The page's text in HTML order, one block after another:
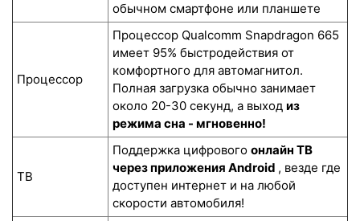
обычном смартфоне или планшете
Процессор
Процессор Qualcomm Snapdragon 665
имеет 95% быстродействия от
комфортного для автомагнитол.
Полная загрузка обычно занимает
около 20-30 секунд, а выход из
режима сна - мгновенно!
ТВ
Поддержка цифрового онлайн ТВ
через приложения Android , везде где
доступен интернет и на любой
скорости автомобиля!